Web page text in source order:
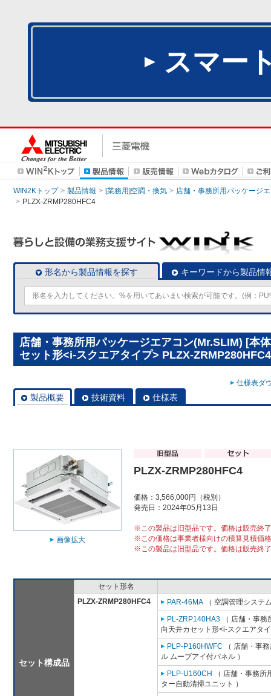
スマー
WIN2Kトップ 製品情報 [業務用]空調・換気
店舗・事務所用パッケージ
PLZX-ZRMP280HFC4
形名から製品情報を探す キーワードから製品情
店舗・事務所用パッケージエアコン(Mr.SLIM) [本
セット形<i-スクエアタイプ> PLZX-ZRMP280HFC4
仕様表ダ
製品概要 技術資料 仕様表
画像拡大
PLZX-ZRMP280HFC4
価格：3,566,000円（税別）
発売日：2024年05月13日
※この製品は旧型品です。価格は販売終
※この価格は事業者様向けの積算見積価
※この製品は旧型品です。価格は販売終
セット構成品
セット形名
PLZX-ZRMP280HFC4
PAR-46MA （ 空調管理システ
PL-ZRP140HA3 （ 店舗・事
向天井カセット形<i-スクエアタ
PLP-P160HWFC （ 店舗・事
ル ムーブアイ付パネル ）
PLP-U160CH
（ 店舗・事務所
ター自動清掃ユニット ）